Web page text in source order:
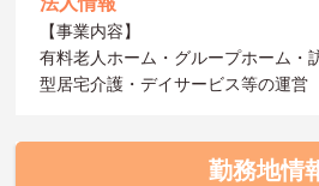
【事業内容】
有料老人ホーム・グループホーム・
型居宅介護・デイサービス等の運営
勤務地情